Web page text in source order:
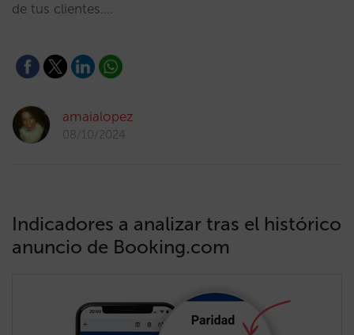
de tus clientes.…
amaialopez
08/10/2024
Indicadores a analizar tras el histórico
anuncio de Booking.com